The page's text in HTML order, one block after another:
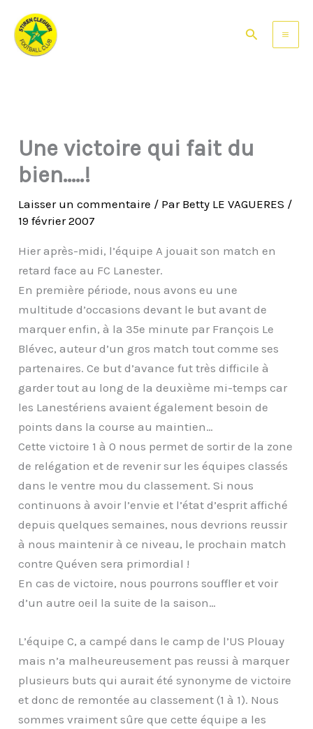
contenu
Rechercher
Une victoire qui fait du
bien…..!
Laisser un commentaire / Par Betty LE VAGUERES /
19 février 2007
Hier après-midi, l’équipe A jouait son match en
retard face au FC Lanester.
En première période, nous avons eu une
multitude d’occasions devant le but avant de
marquer enfin, à la 35e minute par François Le
Blévec, auteur d’un gros match tout comme ses
partenaires. Ce but d’avance fut très difficile à
garder tout au long de la deuxième mi-temps car
les Lanestériens avaient également besoin de
points dans la course au maintien…
Cette victoire 1 à 0 nous permet de sortir de la zone
de relégation et de revenir sur les équipes classés
dans le ventre mou du classement. Si nous
continuons à avoir l’envie et l’état d’esprit affiché
depuis quelques semaines, nous devrions reussir
à nous maintenir à ce niveau, le prochain match
contre Quéven sera primordial !
En cas de victoire, nous pourrons souffler et voir
d’un autre oeil la suite de la saison…
L’équipe C, a campé dans le camp de l’US Plouay
mais n’a malheureusement pas reussi à marquer
plusieurs buts qui aurait été synonyme de victoire
et donc de remontée au classement (1 à 1). Nous
sommes vraiment sûre que cette équipe a les